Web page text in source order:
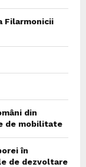
Filarmonicii
din
de mobilitate
în
de dezvoltare